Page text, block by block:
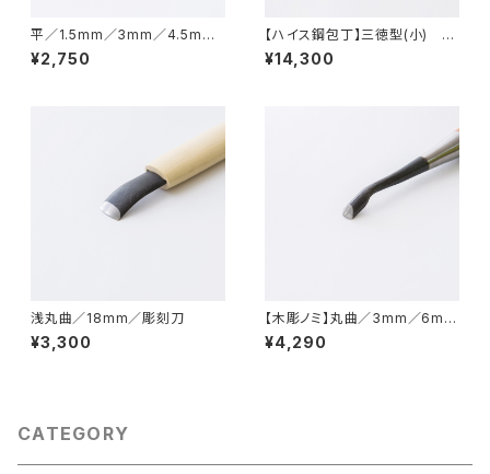
平／1.5mm／3mm／4.5mm
／6mm／7.5mm／9mm／10.
5mm／12mm／15mm／彫刻
¥2,750
【ハイス鋼包丁】三徳型(小) 14
0mm
¥14,300
浅丸曲／18mm／彫刻刀
¥3,300
【木彫ノミ】丸曲／3mm／6mm
／9mm
¥4,290
CATEGORY